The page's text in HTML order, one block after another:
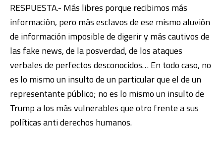
RESPUESTA.- Más libres porque recibimos más
información, pero más esclavos de ese mismo aluvión
de información imposible de digerir y más cautivos de
las fake news, de la posverdad, de los ataques
verbales de perfectos desconocidos… En todo caso, no
es lo mismo un insulto de un particular que el de un
representante público; no es lo mismo un insulto de
Trump a los más vulnerables que otro frente a sus
políticas anti derechos humanos.